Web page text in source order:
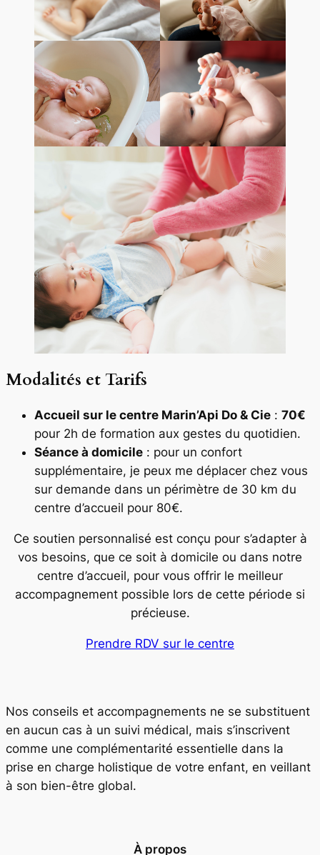
Modalités et Tarifs
Accueil sur le centre Marin’Api Do & Cie : 70€
pour 2h de formation aux gestes du quotidien.
Séance à domicile : pour un confort
supplémentaire, je peux me déplacer chez vous
sur demande dans un périmètre de 30 km du
centre d’accueil pour 80€.
Ce soutien personnalisé est conçu pour s’adapter à
vos besoins, que ce soit à domicile ou dans notre
centre d’accueil, pour vous offrir le meilleur
accompagnement possible lors de cette période si
précieuse.
Prendre RDV sur le centre
Nos conseils et accompagnements ne se substituent
en aucun cas à un suivi médical, mais s’inscrivent
comme une complémentarité essentielle dans la
prise en charge holistique de votre enfant, en veillant
à son bien-être global.
À propos